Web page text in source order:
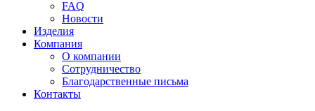
FAQ
Новости
Изделия
Компания
О компании
Сотрудничество
Благодарственные письма
Контакты